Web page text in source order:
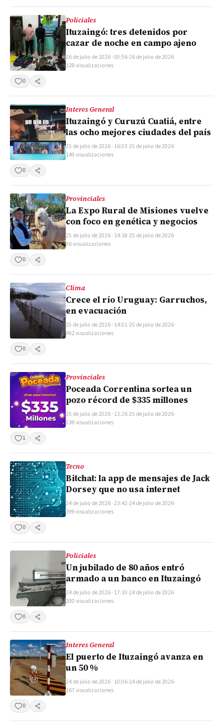
Policiales
Ituzaingó: tres detenidos por
cazar de noche en campo ajeno
26 de julio de 2026 · 00:56·26 de julio de 2026·
128 visualizaciones
0
Compartir
Interes General
Ituzaingó y Curuzú Cuatiá, entre
las ocho mejores ciudades del país
25 de julio de 2026 · 16:03·25 de julio de 2026·
149 visualizaciones
0
Compartir
Provinciales
La Expo Rural de Misiones vuelve
con foco en genética y negocios
25 de julio de 2026 · 14:18·25 de julio de 2026·
96 visualizaciones
0
Compartir
Clima
Crece el río Uruguay: Garruchos,
en evacuación
25 de julio de 2026 · 14:01·25 de julio de 2026·
992 visualizaciones
0
Compartir
Provinciales
Poceada Correntina sortea un
pozo récord de $335 millones
25 de julio de 2026 · 13:26·25 de julio de 2026·
538 visualizaciones
1
Compartir
Tecno
Bitchat: la app de mensajes de Jack
Dorsey que no usa internet
24 de julio de 2026 · 23:42·24 de julio de 2026·
399 visualizaciones
0
Compartir
Policiales
Un jubilado de 80 años entró
armado a un banco en Ituzaingó
24 de julio de 2026 · 17:10·24 de julio de 2026·
200 visualizaciones
0
Compartir
Interes General
El puerto de Ituzaingó avanza en
un 50 %
24 de julio de 2026 · 10:06·24 de julio de 2026·
167 visualizaciones
0
Compartir